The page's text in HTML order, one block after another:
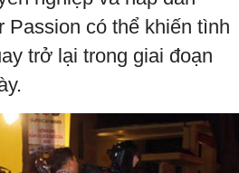
Passion có thể khiến tình
trở lại trong giai đoạn